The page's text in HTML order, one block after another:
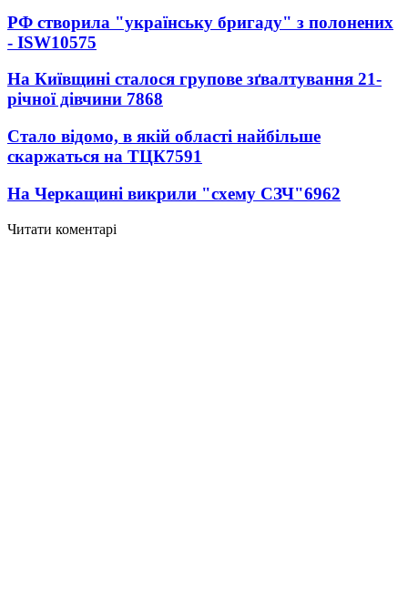
РФ створила "українську бригаду" з полонених
- ISW10575
На Київщині сталося групове зґвалтування 21-
річної дівчини 7868
Стало відомо, в якій області найбільше
скаржаться на ТЦК7591
На Черкащині викрили "схему СЗЧ"6962
Читати коментарі